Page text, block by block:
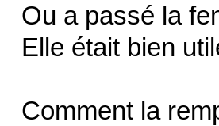
Ou a passé la
Elle était bien
Comment la